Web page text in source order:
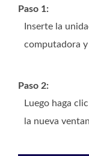
Paso 1:
Inserte la
computadora y
Paso 2:
Luego haga
la nueva